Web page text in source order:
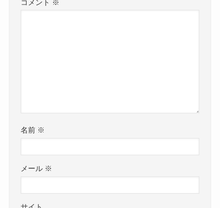
コメント ※
名前 ※
メール ※